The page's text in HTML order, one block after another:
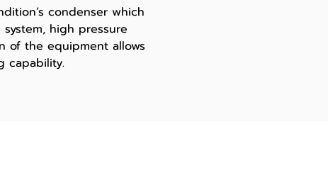
condenser which
high pressure
of the equipment allows
capability.